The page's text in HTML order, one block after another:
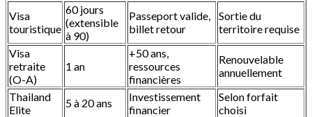
Visa
touristique
60 jours
(extensible
à 90)
Passeport valide,
billet retour
Sortie du
territoire requise
Visa
retraite
(O-A)
1 an
+50 ans,
ressources
financières
Renouvelable
annuellement
Thailand
Elite
5 à 20 ans
Investissement
financier
Selon forfait
choisi